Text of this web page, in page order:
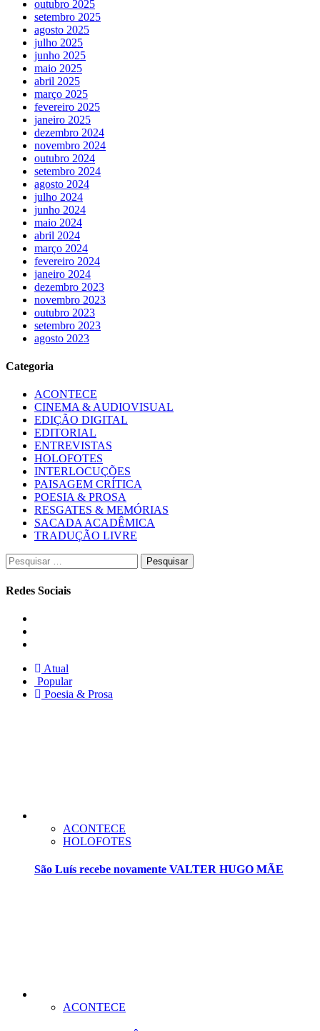
outubro 2025
setembro 2025
agosto 2025
julho 2025
junho 2025
maio 2025
abril 2025
março 2025
fevereiro 2025
janeiro 2025
dezembro 2024
novembro 2024
outubro 2024
setembro 2024
agosto 2024
julho 2024
junho 2024
maio 2024
abril 2024
março 2024
fevereiro 2024
janeiro 2024
dezembro 2023
novembro 2023
outubro 2023
setembro 2023
agosto 2023
Categoria
ACONTECE
CINEMA & AUDIOVISUAL
EDIÇÃO DIGITAL
EDITORIAL
ENTREVISTAS
HOLOFOTES
INTERLOCUÇÕES
PAISAGEM CRÍTICA
POESIA & PROSA
RESGATES & MEMÓRIAS
SACADA ACADÊMICA
TRADUÇÃO LIVRE
Pesquisar
por:
Redes Sociais
Atual
Popular
Poesia & Prosa
ACONTECE
HOLOFOTES
São Luís recebe novamente VALTER HUGO MÃE
ACONTECE